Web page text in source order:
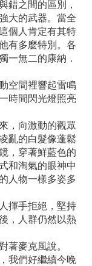
錯之間的區別，
大的武器。當全
個人肯定有其特
有多麼特別。各
一無二的康納．
空間裡響起雷鳴
時間閃光燈照亮
，向激動的觀眾
亂的白髮像蓬鬆
，穿著鮮藍色的
和淘氣的眼神中
人物一樣多姿多
揮手拒絕，堅持
，人群仍然以熱
麥克風說。
我們好繼續今晚